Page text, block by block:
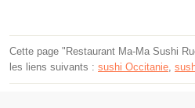
Cette page "Restaurant Ma-Ma Sushi
les liens suivants : sushi Occitanie,